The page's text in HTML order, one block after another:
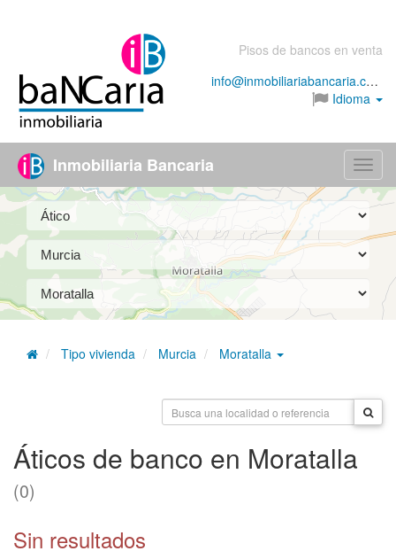
Pisos de bancos en venta
info@inmobiliariabancaria.com
Idioma
Menú
Inmobiliaria Bancaria
Tipo vivienda Murcia Moratalla
Áticos de banco en Moratalla
(0)
Sin resultados